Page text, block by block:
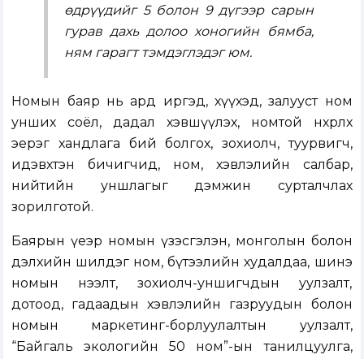
өдрүүдийг 5 болон 9 дүгээр сарын
гурав дахь долоо хоногийн бямба,
ням гарагт тэмдэглэдэг юм.
Номын баяр нь ард иргэд, хүүхэд, залууст ном
унших соёл, дадал хэвшүүлэх, номтой нөхөрлөх
эерэг хандлага бий болгох, зохиолч, туурвигч,
идэвхтэн бичигчид, ном, хэвлэлийн салбар,
нийтийн уншлагыг дэмжин сурталчлах
зорилготой.
Баярын үеэр номын үзэсгэлэн, монголын болон
дэлхийн шилдэг ном, бүтээлийн худалдаа, шинэ
номын нээлт, зохиолч-уншигчдын уулзалт,
дотоод, гадаадын хэвлэлийн газруудын болон
номын маркетинг-борлуулалтын уулзалт,
“Байгаль экологийн 50 ном”-ын танилцуулга,